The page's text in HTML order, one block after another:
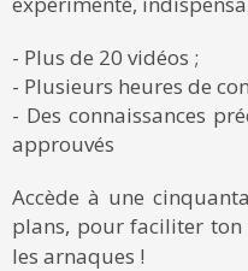
- Plus de 20 vidéos ;
- Plusieurs heures de
- Des connaissances
approuvés
Accède à une
plans, pour faciliter ton
les arnaques !